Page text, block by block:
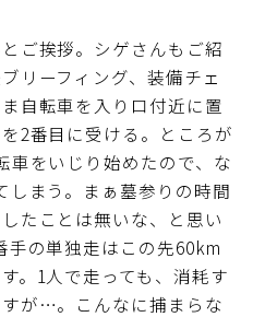
ご挨拶。シゲさんもご紹
リーフィング、装備チェ
自転車を入り口付近に置
2番目に受ける。ところが
車をいじり始めたので、な
しまう。まぁ墓参りの時間
たことは無いな、と思い
手の単独走はこの先60km
。1人で走っても、消耗す
が…。こんなに捕まらな